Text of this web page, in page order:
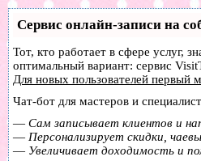
Сервис онлайн-записи на
Тот, кто работает в сфере услуг,
оптимальный вариант: сервис
Для новых пользователей первый
Чат-бот для мастеров и
— Сам записывает клиентов и
— Персонализирует скидки,
— Увеличивает доходимость и